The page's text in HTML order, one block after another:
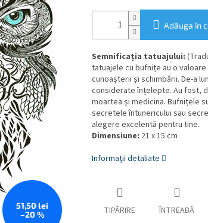
51,50 lei
–20 %
Adăuga în
Semnificația tatuajului:
tatuajele cu bufnițe au o
cunoașterii și schimbării. De-a
considerate înțelepte. Au fost,
moartea și medicina. Bufnițele
secretele întunericului sau
alegere excelentă pentru tine.
Dimensiune: 21 x 15 cm
Informaţii detaliate
TIPĂRIRE ÎNTREABĂ